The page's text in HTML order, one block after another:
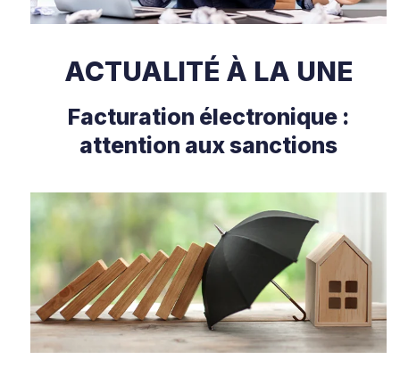
ACTUALITÉ À LA UNE
Facturation électronique :
attention aux sanctions